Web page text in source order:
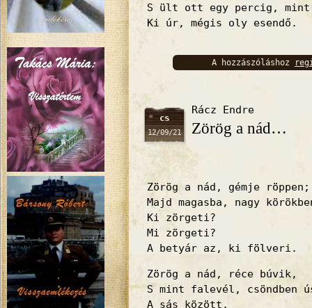
S ült ott egy percig,
Ki úr, mégis oly esendő.
A hozzászóláshoz
cs
12/09/21
Rácz Endre
Zörög a nád…
Zörög a nád, gémje röppen;
Majd magasba, nagy
Ki zörgeti?
Mi zörgeti?
A betyár az, ki fölveri.
Zörög a nád, réce búvik,
S mint falevél, csöndben
A sás között,